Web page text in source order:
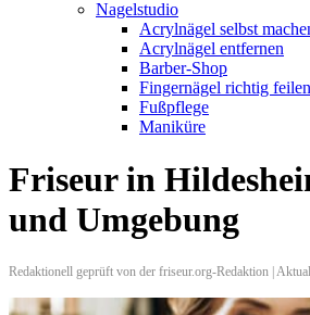
Nagelstudio
Acrylnägel selbst
Acrylnägel entfernen
Barber-Shop
Fingernägel richtig feilen
Fußpflege
Maniküre
Friseur in
und Umgebung
Redaktionell geprüft von der friseur.org-Redaktion |